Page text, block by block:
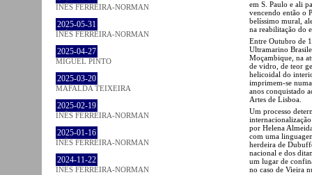
INÊS FERREIRA-NORMAN
2025-05-31
INÊS FERREIRA-NORMAN
2025-04-27
MIGUEL PINTO
2025-03-20
MAFALDA TEIXEIRA
2025-02-19
INÊS FERREIRA-NORMAN
2025-01-16
INÊS FERREIRA-NORMAN
2024-11-22
INÊS FERREIRA-NORMAN
em S. Paulo e ali
vencendo então o
belíssimo mural,
na reabilitação do
Entre Outubro de
Ultramarino
Moçambique, na
de vidro, de teor
helicoidal do
imprimem-se
anos conquistado
Artes de Lisboa.
Um processo
por Helena
com uma
herdeira de
nacional e dos
um lugar de
no caso de Vieira